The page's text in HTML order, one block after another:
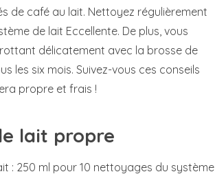
de café au lait. Nettoyez régulièrement
de lait Eccellente. De plus, vous
délicatement avec la brosse de
les six mois. Suivez-vous ces conseils
propre et frais !
lait propre
: 250 ml pour 10 nettoyages du système